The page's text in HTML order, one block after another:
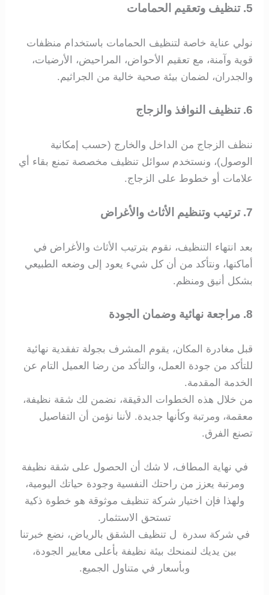
5. تنظيف وتعقيم الحمامات
نولي عناية خاصة لتنظيف الحمامات باستخدام منظفات
قوية وآمنة، مع تعقيم الأحواض، المراحيض، الأرضيات،
والجدران، لضمان بيئة صحية خالية من الجراثيم.
6. تنظيف النوافذ والزجاج
ننظف الزجاج من الداخل والخارج (حسب إمكانية
الوصول)، ونستخدم سوائل تنظيف مخصصة تمنع بقاء أي
علامات أو خطوط على الزجاج.
7. ترتيب وتنظيم الأثاث والأغراض
بعد انتهاء التنظيف، نقوم بترتيب الأثاث والأغراض في
أماكنها، ونتأكد من أن كل شيء يعود إلى وضعه الطبيعي
بشكل أنيق ومنظم.
8. مراجعة نهائية وضمان الجودة
قبل مغادرة المكان، يقوم المشرف بجولة تفقدية نهائية
للتأكد من جودة العمل، والتأكد من رضا العميل التام عن
الخدمة المقدمة.
من خلال هذه الخطوات الدقيقة، نضمن لك شقة نظيفة،
معقمة، ومرتبة وكأنها جديدة. لأننا نؤمن أن التفاصيل
تصنع الفرق.
في نهاية المطاف، لا شك أن الحصول على شقة نظيفة
ومرتبة يعزز من راحتك النفسية وجودة حياتك اليومية،
ولهذا فإن اختيار شركة تنظيف موثوقة هو خطوة ذكية
تستحق الاستثمار.
في شركة سدرة ل تنظيف الشقق بالرياض، نضع خبرتنا
بين يديك لنمنحك بيئة نظيفة بأعلى معايير الجودة،
وبأسعار في متناول الجميع.